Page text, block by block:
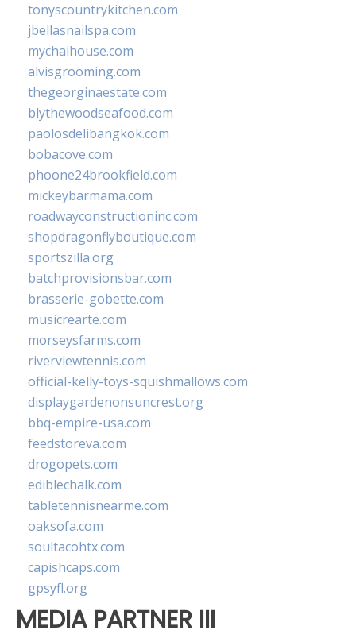
tonyscountrykitchen.com
jbellasnailspa.com
mychaihouse.com
alvisgrooming.com
thegeorginaestate.com
blythewoodseafood.com
paolosdelibangkok.com
bobacove.com
phoone24brookfield.com
mickeybarmama.com
roadwayconstructioninc.com
shopdragonflyboutique.com
sportszilla.org
batchprovisionsbar.com
brasserie-gobette.com
musicrearte.com
morseysfarms.com
riverviewtennis.com
official-kelly-toys-squishmallows.com
displaygardenonsuncrest.org
bbq-empire-usa.com
feedstoreva.com
drogopets.com
ediblechalk.com
tabletennisnearme.com
oaksofa.com
soultacohtx.com
capishcaps.com
gpsyfl.org
MEDIA PARTNER III